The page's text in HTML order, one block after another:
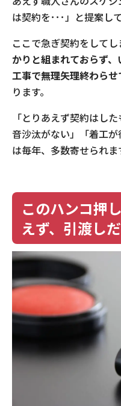
は契約を･･･」と提案し
ここで急ぎ契約をしてし
かりと組まれておらず
工事で無理矢理終わらせ
ります。
「とりあえず契約はし
音沙汰がない」「着工
は毎年、多数寄せられま
このハンコ押
えず、引渡しだ